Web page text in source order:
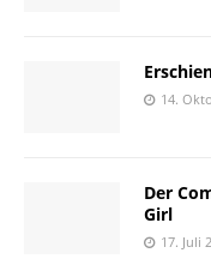
14.
Der
Girl
17. Juli